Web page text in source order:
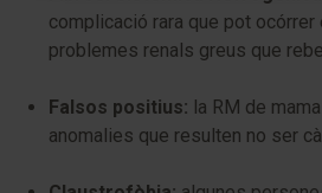
complicació rara que pot ocórrer
problemes renals greus que
Falsos positius: la RM de
anomalies que resulten no ser